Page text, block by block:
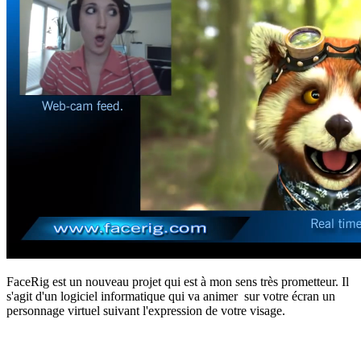
FaceRig est un nouveau projet qui est à mon sens très prometteur. Il
s'agit d'un logiciel informatique qui va animer sur votre écran un
personnage virtuel suivant l'expression de votre visage.